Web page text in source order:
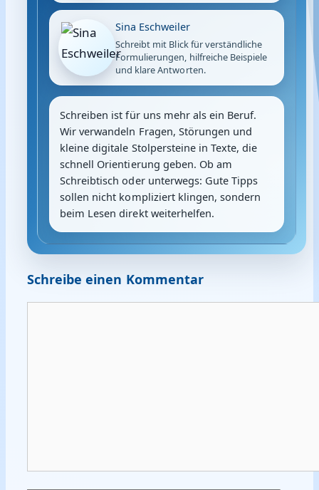
Sina Eschweiler
Schreibt mit Blick für verständliche
Formulierungen, hilfreiche Beispiele
und klare Antworten.
Schreiben ist für uns mehr als ein Beruf.
Wir verwandeln Fragen, Störungen und
kleine digitale Stolpersteine in Texte, die
schnell Orientierung geben. Ob am
Schreibtisch oder unterwegs: Gute Tipps
sollen nicht kompliziert klingen, sondern
beim Lesen direkt weiterhelfen.
Schreibe einen Kommentar